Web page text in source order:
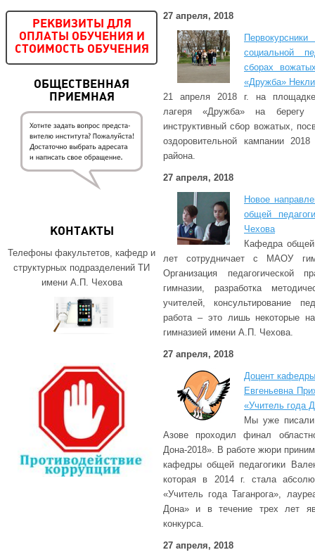
РЕКВИЗИТЫ ДЛЯ
ОПЛАТЫ ОБУЧЕНИЯ И
СТОИМОСТЬ ОБУЧЕНИЯ
ОБЩЕСТВЕННАЯ
ПРИЕМНАЯ
КОНТАКТЫ
Телефоны факультетов, кафедр и
структурных подразделений ТИ
имени А.П. Чехова
27 апреля, 2018
социальной
сборах
«Дружба»
21 апреля 2018 г. на площадке
лагеря «Дружба» на берегу
инструктивный сбор вожатых,
оздоровительной кампании
района.
27 апреля, 2018
Новое
общей
Чехова
Кафедра общей
лет сотрудничает с МАОУ
Организация педагогической
гимназии, разработка
учителей, консультирование
работа – это лишь некоторые
гимназией имени А.П. Чехова.
27 апреля, 2018
Доцент
Евгеньевна
«Учитель года
Мы уже
Азове проходил финал
Дона-2018». В работе жюри
кафедры общей педагогики
которая в 2014 г. стала
«Учитель года Таганрога»,
Дона» и в течение трех лет
конкурса.
27 апреля, 2018